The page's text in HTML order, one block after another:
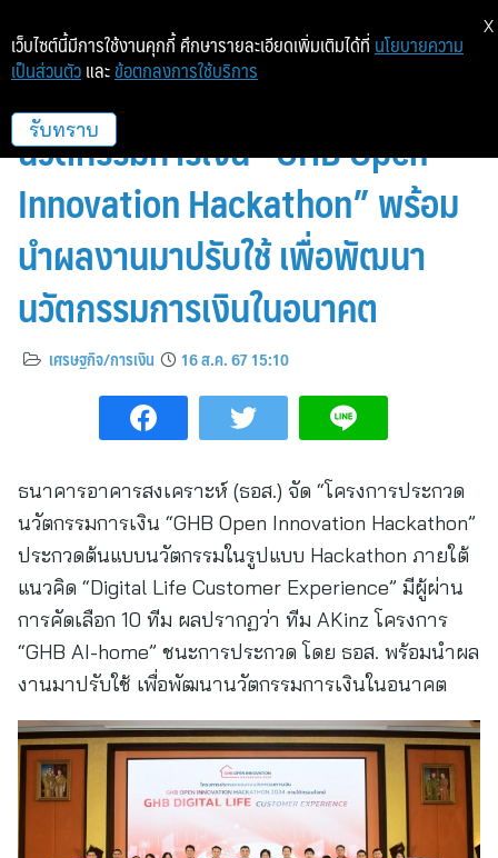
ธอส. ประกาศผู้ชนะการประกวด
นวัตกรรมการเงิน “GHB Open
Innovation Hackathon” พร้อม
นำผลงานมาปรับใช้ เพื่อพัฒนา
นวัตกรรมการเงินในอนาคต
เศรษฐกิจ/การเงิน 16 ส.ค. 67 15:10
ธนาคารอาคารสงเคราะห์ (ธอส.) จัด “โครงการประกวด
นวัตกรรมการเงิน “GHB Open Innovation Hackathon”
ประกวดต้นแบบนวัตกรรมในรูปแบบ Hackathon ภายใต้
แนวคิด “Digital Life Customer Experience” มีผู้ผ่าน
การคัดเลือก 10 ทีม ผลปรากฏว่า ทีม AKinz โครงการ
“GHB AI-home” ชนะการประกวด โดย ธอส. พร้อมนำผล
งานมาปรับใช้ เพื่อพัฒนานวัตกรรมการเงินในอนาคต
เว็บไซต์นี้มีการใช้งานคุกกี้ ศึกษารายละเอียดเพิ่มเติมได้ที่ นโยบายความ
เป็นส่วนตัว และ ข้อตกลงการใช้บริการ
รับทราบ
X